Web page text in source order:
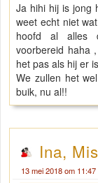
Ja hihi hij is jong
weet echt niet
hoofd al alles
voorbereid haha
het pas als hij er
We zullen het
buik, nu al!!
Ina,
13 mei 2018 om 11:47